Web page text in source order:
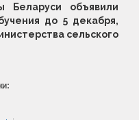
Беларуси объявили
до 5 декабря,
сельского